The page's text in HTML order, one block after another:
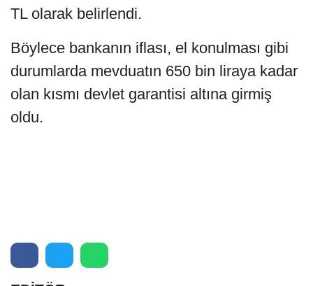
TL olarak belirlendi.
Böylece bankanın iflası, el konulması gibi
durumlarda mevduatın 650 bin liraya kadar
olan kısmı devlet garantisi altına girmiş
oldu.